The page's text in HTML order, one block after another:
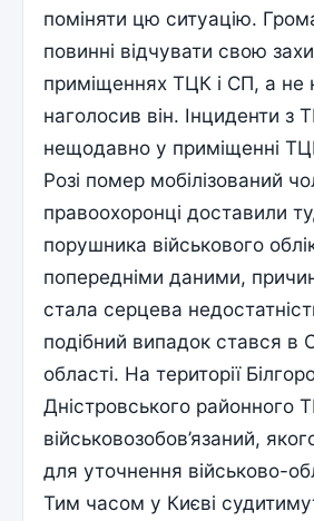
поміняти цю ситуацію.
повинні відчувати свою
приміщеннях ТЦК і СП, а не
наголосив він. Інциденти з
нещодавно у приміщенні
Розі помер мобілізований
правоохоронці доставили
порушника військового
попередніми даними,
стала серцева
подібний випадок стався в
області. На території
Дністровського районного
військовозобов’язаний,
для уточнення військово-
Тим часом у Києві